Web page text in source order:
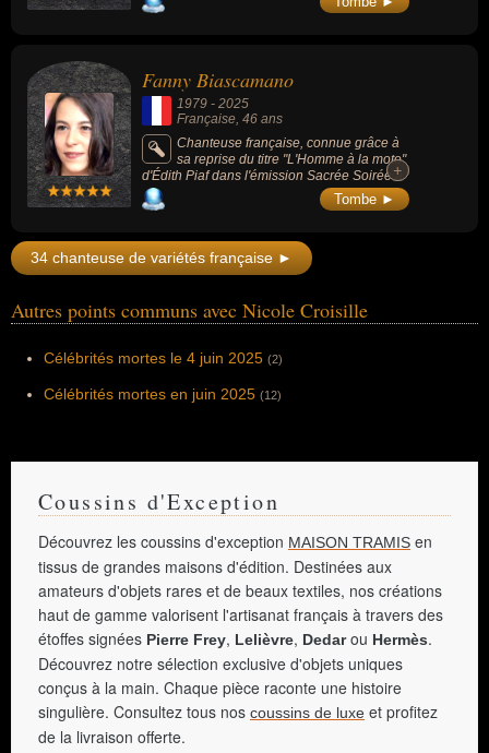
l'interprète d'auteurs tels que Raymond
Fanny Biascamano
1979 - 2025
Française , 46 ans
Chanteuse française, connue grâce à
sa reprise du titre "L'Homme à la moto"
d'Édith Piaf dans l'émission Sacrée Soirée à
l'âge de 12 ans. En 1997, elle a représenté
la France au Concours Eurovision de la
terminant à la 7e place.
+
+
Tombe ►
34 chanteuse de variétés française ►
Autres points communs avec Nicole Croisille
Célébrités mortes le 4 juin 2025 (2)
Célébrités mortes en juin 2025 (12)
Coussins d'Exception
Découvrez les coussins d'exception MAISON TRAMIS en
tissus de grandes maisons d'édition. Destinées aux
amateurs d'objets rares et de beaux textiles, nos créations
haut de gamme valorisent l'artisanat français à travers des
étoffes signées Pierre Frey, Lelièvre, Dedarou Hermès.
Découvrez notre sélection exclusive d'objets uniques
conçus à la main. Chaque pièce raconte une histoire
singulière. Consultez tous nos coussins de luxe et profitez
de la livraison offerte.